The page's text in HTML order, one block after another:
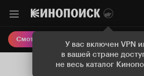
У вас включен VPN
в вашей стране
не весь каталог
Смотреть кино Онлайн-